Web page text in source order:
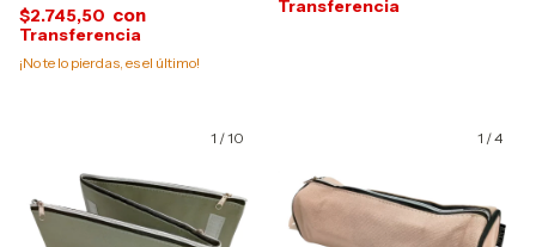
$2.745,50 con
¡No te lo pierdas, es el último!
1 /10 1 /4